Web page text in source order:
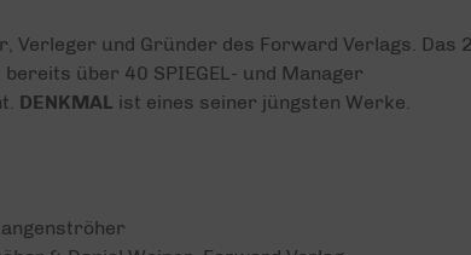
Verleger und Gründer des Forward Verlags. Das
über 40 SPIEGEL- und Manager
DENKMAL ist eines seiner jüngsten Werke.